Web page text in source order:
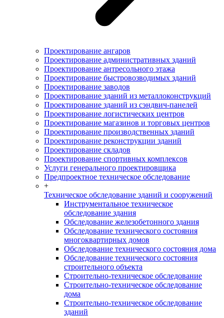
Проектирование ангаров
Проектирование административных зданий
Проектирование антресольного этажа
Проектирование быстровозводимых зданий
Проектирование заводов
Проектирование зданий из металлоконструкций
Проектирование зданий из сэндвич-панелей
Проектирование логистических центров
Проектирование магазинов и торговых центров
Проектирование производственных зданий
Проектирование реконструкции зданий
Проектирование складов
Проектирование спортивных комплексов
Услуги генерального проектировщика
Предпроектное техническое обследование
+
Техническое обследование зданий и сооружений
Инструментальное техническое
обследование здания
Обследование железобетонного здания
Обследование технического состояния
многоквартирных домов
Обследование технического состояния дома
Обследование технического состояния
строительного объекта
Строительно-техническое обследование
Строительно-техническое обследование
дома
Строительно-техническое обследование
зданий